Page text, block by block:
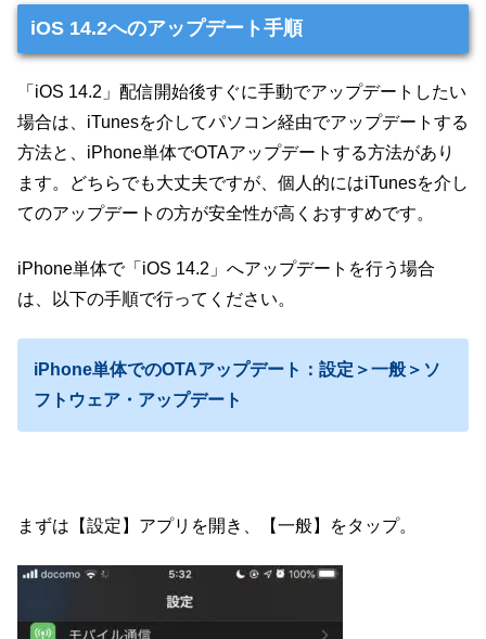
iOS 14.2へのアップデート手順
「iOS 14.2」配信開始後すぐに手動でアップデートしたい
場合は、iTunesを介してパソコン経由でアップデートする
方法と、iPhone単体でOTAアップデートする方法があり
ます。どちらでも大丈夫ですが、個人的にはiTunesを介し
てのアップデートの方が安全性が高くおすすめです。
iPhone単体で「iOS 14.2」へアップデートを行う場合
は、以下の手順で行ってください。
iPhone単体でのOTAアップデート：設定＞一般＞ソ
フトウェア・アップデート
まずは【設定】アプリを開き、【一般】をタップ。